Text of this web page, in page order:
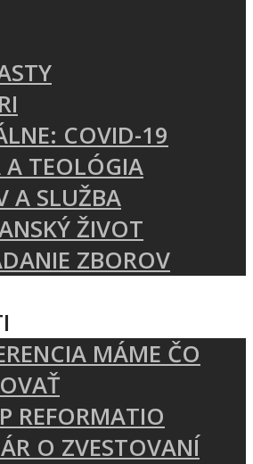
COVID-19
A TEOLÓGIA
A SLUŽBA
ŽIVOT
ZBOROV
MÁME ČO
REFORMATIO
O ZVESTOVANÍ